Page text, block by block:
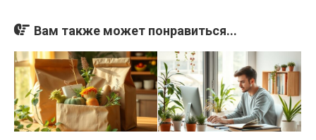
Вам также может понравиться...